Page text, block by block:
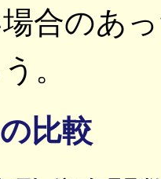
合のあ
。
比較